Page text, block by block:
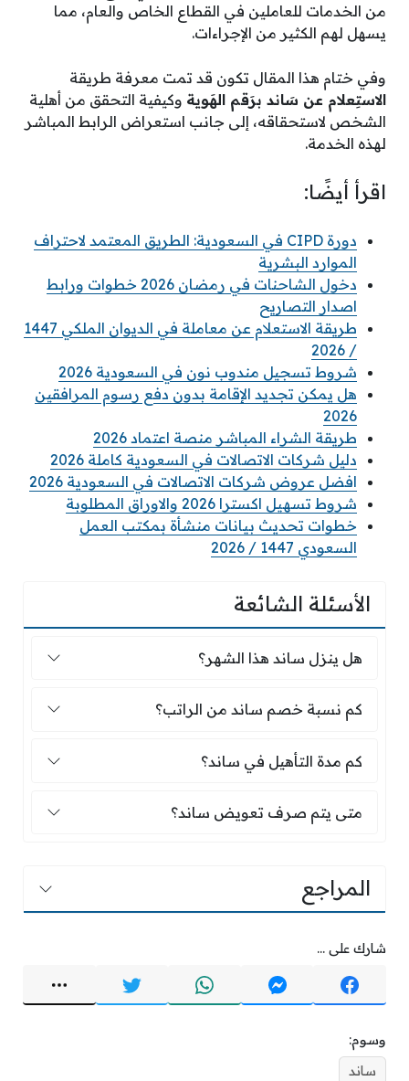
من الخدمات للعاملين في القطاع الخاص والعام، مما
يسهل لهم الكثير من الإجراءات.
وفي ختام هذا المقال تكون قد تمت معرفة طريقة
الاستِعلام عن سَاند برَقم الهَوية وكيفية التحقق من أهلية
الشخص لاستحقاقه، إلى جانب استعراض الرابط المباشر
لهذه الخدمة.
اقرأ أيضًا:
دورة CIPD في السعودية: الطريق المعتمد لاحتراف
الموارد البشرية
دخول الشاحنات في رمضان 2026 خطوات ورابط
اصدار التصاريح
طريقة الاستعلام عن معاملة في الديوان الملكي 1447
/ 2026
شروط تسجيل مندوب نون في السعودية 2026
هل يمكن تجديد الإقامة بدون دفع رسوم المرافقين
2026
طريقة الشراء المباشر منصة اعتماد 2026
دليل شركات الاتصالات في السعودية كاملة 2026
افضل عروض شركات الاتصالات في السعودية 2026
شروط تسهيل اكسترا 2026 والاوراق المطلوبة
خطوات تحديث بيانات منشأة بمكتب العمل
السعودي 1447 / 2026
الأسئلة الشائعة
هل ينزل ساند هذا الشهر؟
هل ينزل ساند هذا الشهر؟
كم نسبة خصم ساند من الراتب؟
كم نسبة خصم ساند من الراتب؟
كم مدة التأهيل في ساند؟
كم مدة التأهيل في ساند؟
متى يتم صرف تعويض ساند؟
متى يتم صرف تعويض ساند؟
المراجع
شارك على ...
وسوم:
ساند